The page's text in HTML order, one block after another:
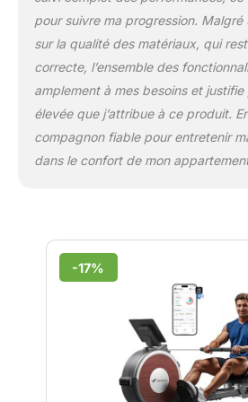
pour suivre ma progression. Malgré
sur la qualité des matériaux, qui
correcte, l’ensemble des
amplement à mes besoins et
élevée que j’attribue à ce produit.
compagnon fiable pour entretenir
dans le confort de mon
-17%